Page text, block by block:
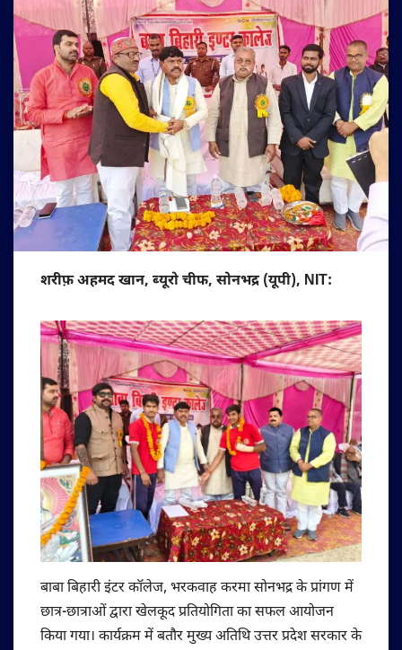
शरीफ़ अहमद खान, ब्यूरो चीफ, सोनभद्र (यूपी), NIT:
बाबा बिहारी इंटर कॉलेज, भरकवाह करमा सोनभद्र के प्रांगण में
छात्र-छात्राओं द्वारा खेलकूद प्रतियोगिता का सफल आयोजन
किया गया। कार्यक्रम में बतौर मुख्य अतिथि उत्तर प्रदेश सरकार के